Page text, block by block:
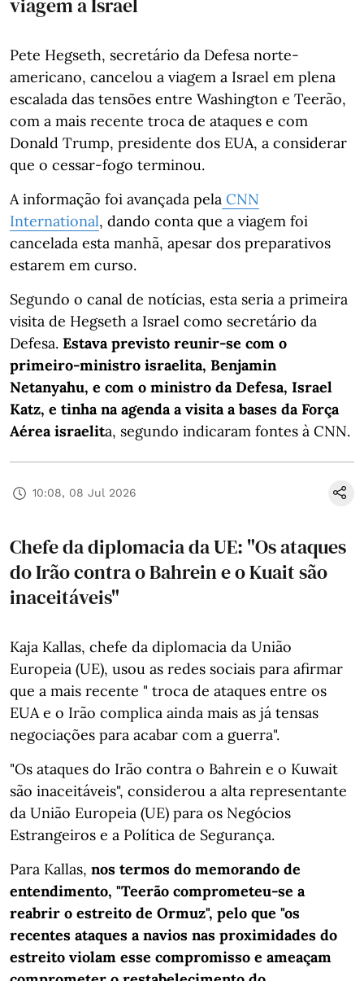
Pete Hegseth, secretário da Defesa norte-
americano, cancelou a viagem a Israel em plena
escalada das tensões entre Washington e Teerão,
com a mais recente troca de ataques e com
Donald Trump, presidente dos EUA, a considerar
que o cessar-fogo terminou.
A informação foi avançada pela CNN
International, dando conta que a viagem foi
cancelada esta manhã, apesar dos preparativos
estarem em curso.
Segundo o canal de notícias, esta seria a primeira
visita de Hegseth a Israel como secretário da
Defesa. Estava previsto reunir-se com o
primeiro-ministro israelita, Benjamin
Netanyahu, e com o ministro da Defesa, Israel
Katz, e tinha na agenda a visita a bases da Força
Aérea israelita, segundo indicaram fontes à CNN.
10:08, 08 Jul 2026
Chefe da diplomacia da UE: "Os ataques
do Irão contra o Bahrein e o Kuait são
inaceitáveis"
Kaja Kallas, chefe da diplomacia da União
Europeia (UE), usou as redes sociais para afirmar
que a mais recente " troca de ataques entre os
EUA e o Irão complica ainda mais as já tensas
negociações para acabar com a guerra".
"Os ataques do Irão contra o Bahrein e o Kuwait
são inaceitáveis", considerou a alta representante
da União Europeia (UE) para os Negócios
Estrangeiros e a Política de Segurança.
Para Kallas, nos termos do memorando de
entendimento, "Teerão comprometeu-se a
reabrir o estreito de Ormuz", pelo que "os
recentes ataques a navios nas proximidades do
estreito violam esse compromisso e ameaçam